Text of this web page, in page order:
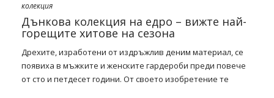
колекция
Дънкова колекция на едро – вижте най-
горещите хитове на сезона
Дрехите, изработени от издръжлив деним материал, се
появиха в мъжките и женските гардероби преди повече
от сто и петдесет години. От своето изобретение те